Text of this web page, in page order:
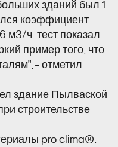
зданий был 1
коэффициент
м3/ч. тест показал
пример того, что
- отметил
здание Пылваской
строительстве
pro clima®.